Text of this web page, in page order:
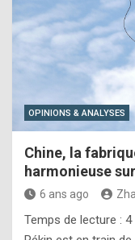
OPINIONS & ANALYSES
Chine, la
harmonieuse
6 ans ago
Temps de lecture : 4